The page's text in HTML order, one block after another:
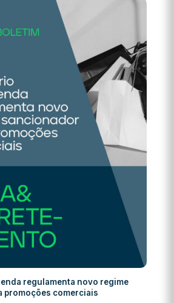
regulamenta novo regime
promoções comerciais